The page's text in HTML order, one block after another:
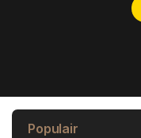
Populair